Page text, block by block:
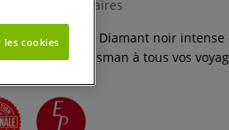
0 Commentaires
mini collection Diamant noir intense
le véritable talisman à tous vos
cookies